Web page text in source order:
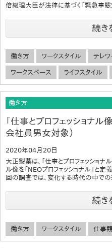
倍総理大臣が法律に基づく「緊急事態
続き
働き方 ワークスタイル テレワ
ワークスペース ライフスタイル
働き方
「仕事とプロフェッショナ
会社員男女対象）
2020年04月20日
大正製薬は、「仕事とプロフェッショナ
ル像を「NEOプロフェッショナル」と
回の調査では、変化する時代の中での
続き
働き方 ワークスタイル 仕事